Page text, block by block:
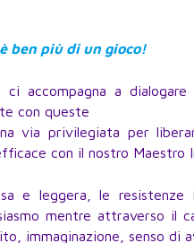
ben più di un gioco!
ci accompagna a
con queste
via privilegiata per
con il nostro Maestro
e leggera, le
mentre attraverso il
immaginazione, senso di